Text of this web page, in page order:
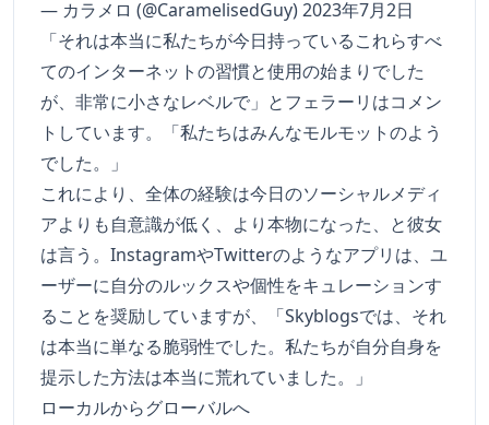
— カラメロ (@CaramelisedGuy) 2023年7月2日
「それは本当に私たちが今日持っているこれらすべ
てのインターネットの習慣と使用の始まりでした
が、非常に小さなレベルで」とフェラーリはコメン
トしています。「私たちはみんなモルモットのよう
でした。」
これにより、全体の経験は今日のソーシャルメディ
アよりも自意識が低く、より本物になった、と彼女
は言う。InstagramやTwitterのようなアプリは、ユ
ーザーに自分のルックスや個性をキュレーションす
ることを奨励していますが、「Skyblogsでは、それ
は本当に単なる脆弱性でした。私たちが自分自身を
提示した方法は本当に荒れていました。」
ローカルからグローバルへ